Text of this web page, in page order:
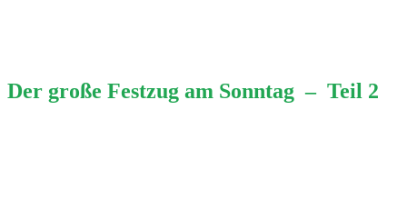
Der große Festzug am Sonntag – Teil 2